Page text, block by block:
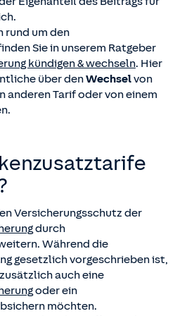
um den
Sie in unserem Ratgeber
kündigen & wechseln. Hier
über denWechselvon
anderen Tarif oder von einem
Versicherungsschutz der
durch
Während die
gesetzlich vorgeschrieben ist,
auch eine
oder ein
möchten.